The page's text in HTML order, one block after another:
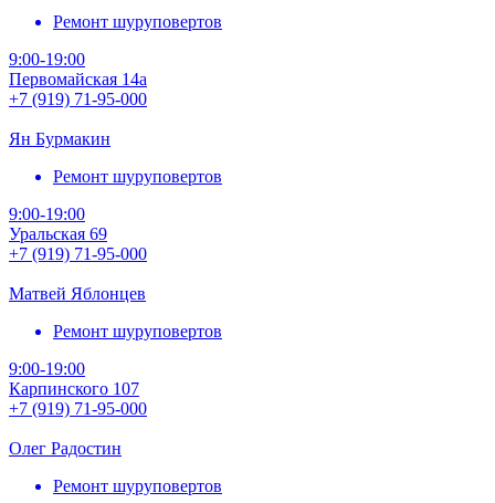
Ремонт шуруповертов
9:00-19:00
Первомайская 14а
+7 (919) 71-95-000
Ян Бурмакин
Ремонт шуруповертов
9:00-19:00
Уральская 69
+7 (919) 71-95-000
Матвей Яблонцев
Ремонт шуруповертов
9:00-19:00
Карпинского 107
+7 (919) 71-95-000
Олег Радостин
Ремонт шуруповертов